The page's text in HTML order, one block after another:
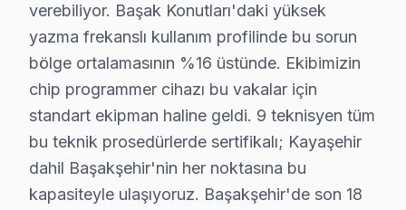
Sunny ekran'nizin uzun yıllar sorunsuz çalışması
Bakım kapsamımız:
• Başakşehir'de panel ve LED backlight kontrolü
• Soğutma fanı temizliği ve termal macun yenileme
• Başakşehir'de anakart kapasitör ve kondansatör
• HDMI port ve bağlantı noktası temizliği —
• Başakşehir'de yazılım ve firmware güncelleme
verebiliyor. Başak Konutları'daki yüksek
yazma frekanslı kullanım profilinde bu sorun
bölge ortalamasının %16 üstünde. Ekibimizin
chip programmer cihazı bu vakalar için
standart ekipman haline geldi. 9 teknisyen tüm
bu teknik prosedürlerde sertifikalı; Kayaşehir
dahil Başakşehir'nin her noktasına bu
kapasiteyle ulaşıyoruz. Başakşehir'de son 18